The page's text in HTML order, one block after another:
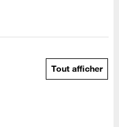
Tout afficher